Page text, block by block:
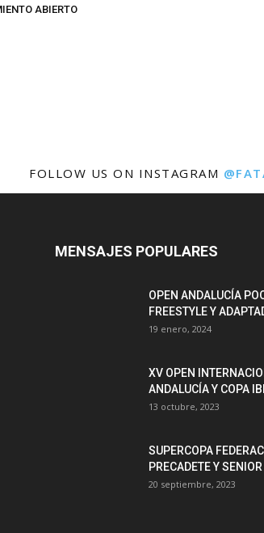
ABIERTO
FOLLOW US ON INSTAGRAM
MENSAJES POPULARES
OPEN ANDALUCÍA
FREESTYLE Y
19 enero, 2024
XV OPEN
ANDALUCÍA Y COPA
13 octubre, 2023
SUPERCOPA
PRECADETE Y SENIOR
20 septiembre, 2023